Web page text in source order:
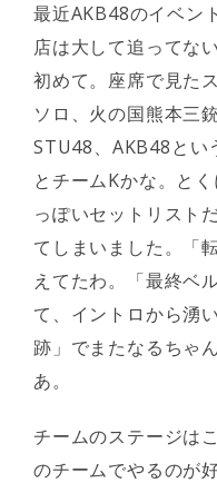
最近AKB48のイベン
店は大して追ってな
初めて。座席で見た
ソロ、火の国熊本三
STU48、AKB48とい
とチームKかな。と
っぽいセットリスト
てしまいました。「
えてたわ。「最終ベ
て、イントロから湧
跡」でまたなるちゃ
あ。
チームのステージは
のチームでやるのが